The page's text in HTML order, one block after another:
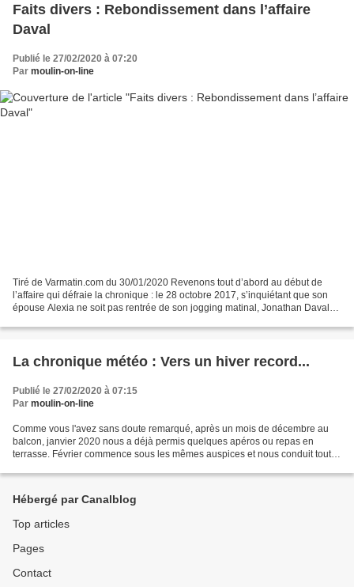
Faits divers : Rebondissement dans l’affaire
Daval
Publié le 27/02/2020 à 07:20
Par moulin-on-line
Tiré de Varmatin.com du 30/01/2020 Revenons tout d’abord au début de
l’affaire qui défraie la chronique : le 28 octobre 2017, s’inquiétant que son
épouse Alexia ne soit pas rentrée de son jogging matinal, Jonathan Daval
La chronique météo : Vers un hiver record...
Publié le 27/02/2020 à 07:15
Par moulin-on-line
Comme vous l'avez sans doute remarqué, après un mois de décembre au
balcon, janvier 2020 nous a déjà permis quelques apéros ou repas en
terrasse. Février commence sous les mêmes auspices et nous conduit tout
Hébergé par Canalblog
Top articles
Pages
Contact